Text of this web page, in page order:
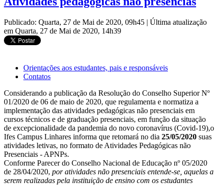
Publicado: Quarta, 27 de Mai de 2020, 09h45 | Última atualização
em Quarta, 27 de Mai de 2020, 14h39
Orientações aos estudantes, pais e responsáveis
Contatos
Considerando a publicação da Resolução do Conselho Superior Nº
01/2020 de 06 de maio de 2020, que regulamenta e normatiza a
implementação das atividades pedagógicas não presenciais em
cursos técnicos e de graduação presenciais, em função da situação
de excepcionalidade da pandemia do novo coronavírus (Covid-19),o
Ifes Campus Linhares informa que retomará no dia 25/05/2020 suas
atividades letivas, no formato de Atividades Pedagógicas não
Presenciais - APNPs.
Conforme Parecer do Conselho Nacional de Educação nº 05/2020
de 28/04/2020, por atividades não presenciais entende-se, aquelas a
serem realizadas pela instituição de ensino com os estudantes